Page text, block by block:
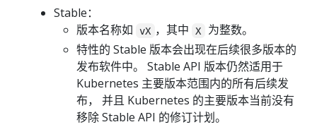
Stable：
版本名称如
vX ，其中 X
为整数。
特性的 Stable 版本会出现在后续很多版本的
发布软件中。 Stable API 版本仍然适用于
Kubernetes 主要版本范围内的所有后续发
布， 并且 Kubernetes 的主要版本当前没有
移除 Stable API 的修订计划。